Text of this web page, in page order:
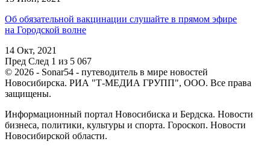
Об обязательной вакцинации слушайте в прямом эфире
на Городской волне
14 Окт, 2021
Пред След 1 из 5 067
© 2026 - Sonar54 - путеводитель в мире новостей
Новосибирска. РИА "Т-МЕДИА ГРУПП", ООО. Все права
защищены.
Информационный портал Новосибиска и Бердска. Новости
бизнеса, политики, культуры и спорта. Гороскоп. Новости
Новосибирской области.